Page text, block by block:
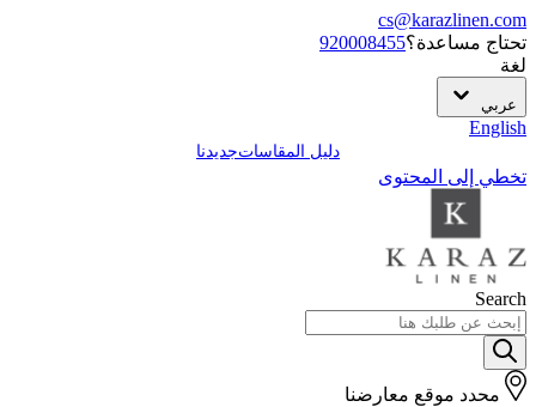
cs@karazlinen.com
تحتاج مساعدة؟920008455
لغة
عربي
English
دليل المقاساتجديدنا
تخطي إلى المحتوى
Search
محدد موقع معارضنا